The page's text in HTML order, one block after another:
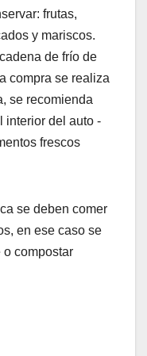
frutas,
y mariscos.
de frío de
compra se realiza
se recomienda
interior del auto -
frescos
se deben comer
en ese caso se
compostar